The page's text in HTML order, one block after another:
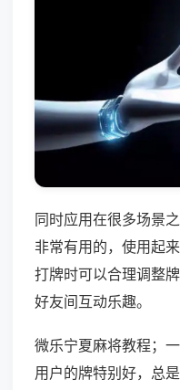
同时应用在很多场景
非常有用的，使用起
打牌时可以合理调整
好友间互动乐趣。
微乐宁夏麻将教程；
用户的牌特别好，总